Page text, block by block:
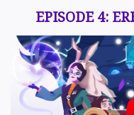
EPISODE 4: